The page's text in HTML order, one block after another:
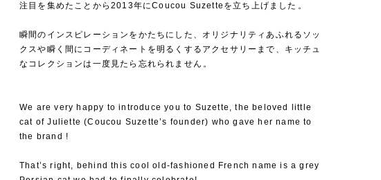
注目を集めたことから2013年にCoucou Suzetteを立ち上げました⁡。
瞬間のインスピレーションをかたちにした、オリジナリティあふれるソッ
クスや瞬く間にコーディネートを明るくするアクセサリーまで、キッチュ
なコレクションは一度見たら忘れられません⁡。
We are very happy to introduce you to Suzette, the beloved little
cat of Juliette (Coucou Suzette’s founder) who gave her name to
the brand !
That’s right, behind this cool old-fashioned French name is a grey